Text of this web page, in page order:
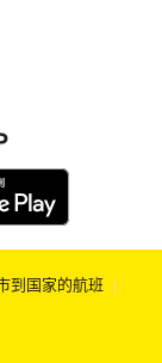
到国家的航班 |